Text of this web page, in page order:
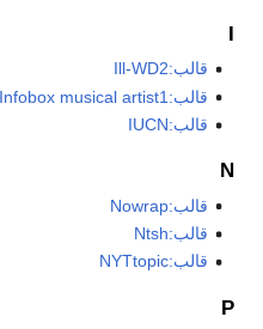
I
قالب:Ill-WD2
قالب:Infobox musical artist1
قالب:IUCN
N
قالب:Nowrap
قالب:Ntsh
قالب:NYTtopic
P